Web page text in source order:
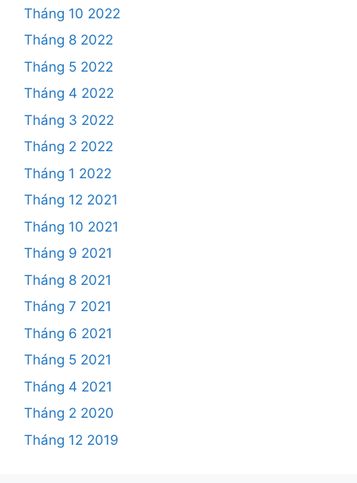
Tháng 10 2022
Tháng 8 2022
Tháng 5 2022
Tháng 4 2022
Tháng 3 2022
Tháng 2 2022
Tháng 1 2022
Tháng 12 2021
Tháng 10 2021
Tháng 9 2021
Tháng 8 2021
Tháng 7 2021
Tháng 6 2021
Tháng 5 2021
Tháng 4 2021
Tháng 2 2020
Tháng 12 2019